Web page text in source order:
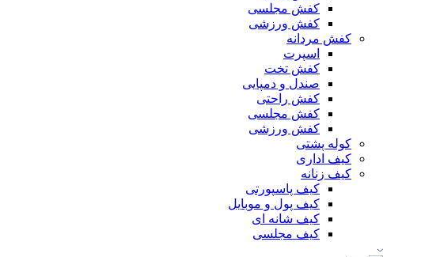
کفش مجلسی
کفش ورزشی
کفش مردانه
اسپرت
کفش تخت
صندل و دمپایی
کفش راحتی
کفش مجلسی
کفش ورزشی
کوله پشتی
کیف اداری
کیف زنانه
کیف پاسپورتی
کیف پول و موبایل
کیف شانه ای
کیف مجلسی